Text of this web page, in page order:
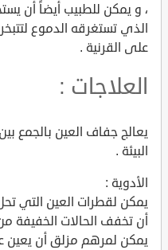
، و يمكن للطبيب أيضاً أن
الذي تستغرقه الدموع
على القرنية .
العلاجات :
يعالج جفاف العين بالجمع
البيئة .
الأدوية :
يمكن لقطرات العين التي
أن تخفف الحالات الخفيفة
يمكن لمرهم مزلق أن